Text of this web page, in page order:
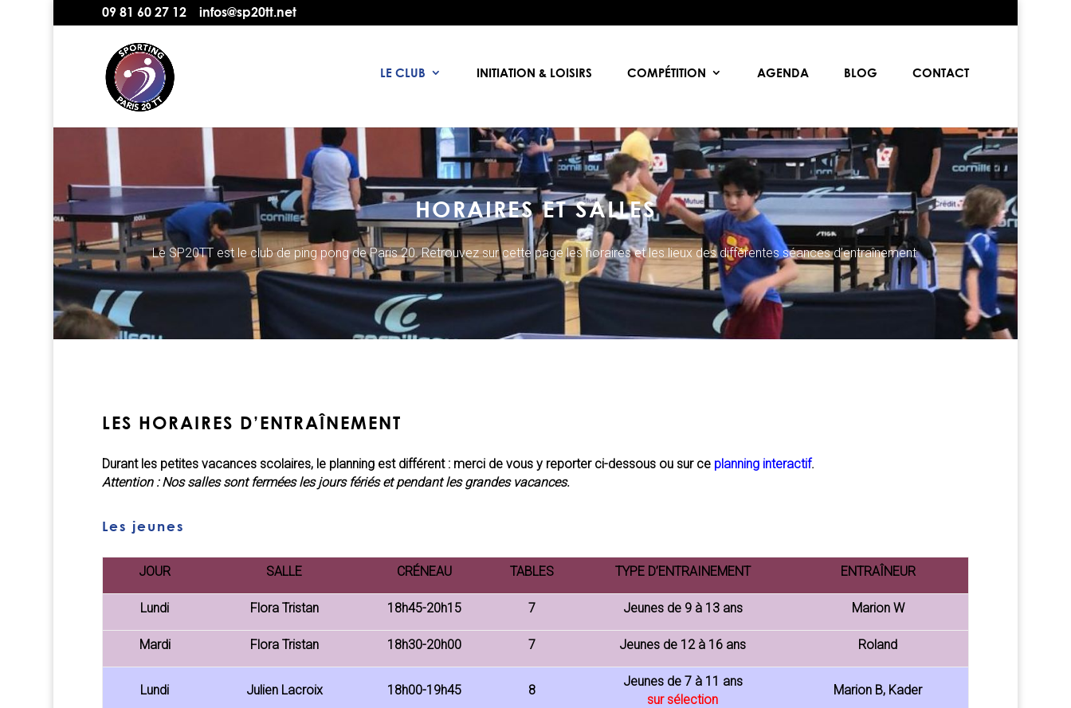
09 81 60 27 12 infos@sp20tt.net
LE CLUB INITIATION & LOISIRS COMPÉTITION AGENDA BLOG CONTACT
HORAIRES ET SALLES
Le SP20TT est le club de ping pong de Paris 20. Retrouvez sur cette page les horaires et les lieux des différentes séances d’entraînement.
LES HORAIRES D’ENTRAÎNEMENT
Durant les petites vacances scolaires, le planning est différent : merci de vous y reporter ci-dessous ou sur ce planning interactif.
Attention : Nos salles sont fermées les jours fériés et pendant les grandes vacances.
Les jeunes
JOUR SALLE CRÉNEAU TABLES TYPE D’ENTRAINEMENT ENTRAÎNEUR
Lundi Flora Tristan 18h45-20h15 7 Jeunes de 9 à 13 ans Marion W
Mardi Flora Tristan 18h30-20h00 7 Jeunes de 12 à 16 ans Roland
Lundi Julien Lacroix 18h00-19h45 8
Jeunes de 7 à 11 ans
sur sélection
Marion B, Kader